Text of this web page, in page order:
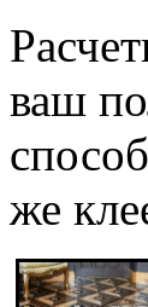
ваш
же